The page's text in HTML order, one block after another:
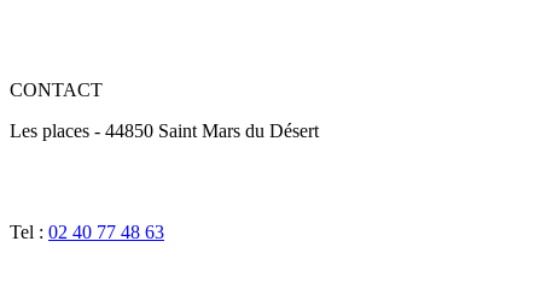
CONTACT
Les places - 44850 Saint Mars du Désert
Tel : 02 40 77 48 63